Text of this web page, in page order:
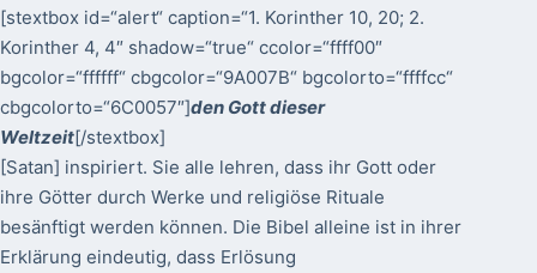
[stextbox id=“alert“ caption=“1. Korinther 10, 20; 2.
Korinther 4, 4″ shadow=“true“ ccolor=“ffff00″
bgcolor=“ffffff“ cbgcolor=“9A007B“ bgcolorto=“ffffcc“
cbgcolorto=“6C0057″]den Gott dieser
Weltzeit[/stextbox]
[Satan] inspiriert. Sie alle lehren, dass ihr Gott oder
ihre Götter durch Werke und religiöse Rituale
besänftigt werden können. Die Bibel alleine ist in ihrer
Erklärung eindeutig, dass Erlösung